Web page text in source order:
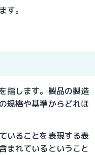
す。
指します。製品の製造
規格や基準からどれほ
いることを表現する表
まれているということ